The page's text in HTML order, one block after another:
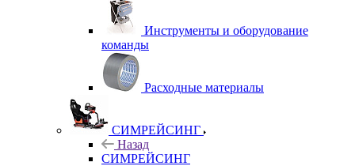
Инструменты и оборудование
команды
Расходные материалы
СИМРЕЙСИНГ
Назад
СИМРЕЙСИНГ